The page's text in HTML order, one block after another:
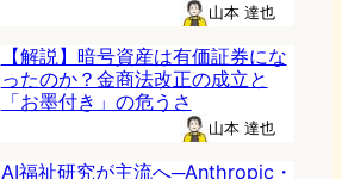
山本 達也
【解説】暗号資産は有価証券にな
ったのか？金商法改正の成立と
「お墨付き」の危うさ
山本 達也
AI福祉研究が主流へ─Anthropic・